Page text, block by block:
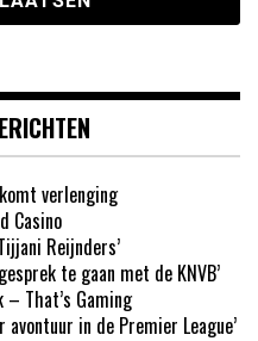
verlenging
Casino
Reijnders’
te gaan met de KNVB’
– That’s Gaming
avontuur in de Premier League’